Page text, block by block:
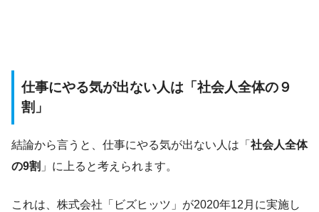
仕事にやる気が出ない人は「社会人全体の９
割」
結論から言うと、仕事にやる気が出ない人は「 社会人全体
の9割 」に上ると考えられます。
これは、株式会社「ビズヒッツ」が2020年12月に実施し